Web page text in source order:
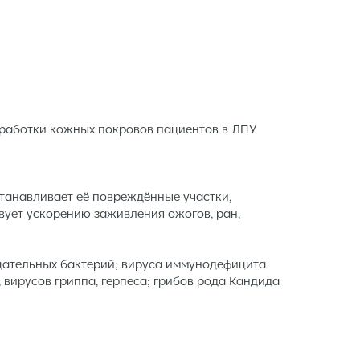
кожных покровов пациентов в ЛПУ
её повреждённые участки,
ускорению заживления ожогов, ран,
бактерий; вируса иммунодефицита
гриппа, герпеса; грибов рода Кандида